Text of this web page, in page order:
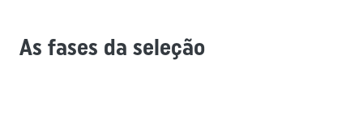
As fases da seleção